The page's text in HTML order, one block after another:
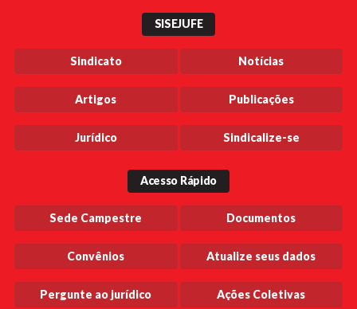
SISEJUFE
Sindicato Notícias
Artigos Publicações
Jurídico Sindicalize-se
Acesso Rápido
Sede Campestre Documentos
Convênios Atualize seus dados
Pergunte ao jurídico Ações Coletivas